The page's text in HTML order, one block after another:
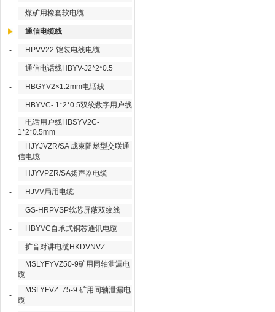
- 煤矿用橡套软电缆
通信电缆线
- HPVV22 铠装电线电缆
- 通信电话线HBYV-J2*2*0.5
- HBGYV2×1.2mm电话线
- HBYVC- 1*2*0.5双绞数字用户线
-
电话用户线HBSYV2C-
1*2*0.5mm
-
HJYJVZR/SA 成束阻燃型交联通
信电缆
-
HJYVPZR/SA扬声器电缆
- HJVV局用电缆
- GS-HRPVSP软芯屏蔽双绞线
- HBYVC自承式铜芯通讯电缆
- 扩音对讲电缆HKDVNVZ
-
MSLYFYVZ50-9矿用同轴泄漏电
缆
-
MSLYFVZ 75-9 矿用同轴泄漏电
缆